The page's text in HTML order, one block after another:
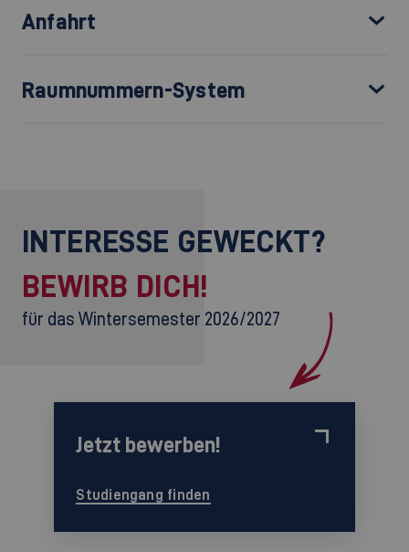
Anfahrt
Raumnummern-System
INTERESSE GEWECKT?
BEWIRB DICH!
für das Wintersemester 2026/2027
Jetzt bewerben!
Studiengang finden